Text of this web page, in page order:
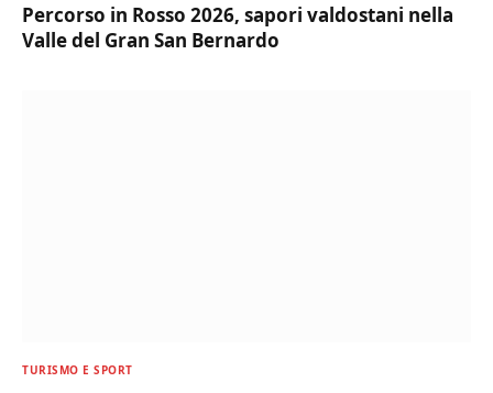
Percorso in Rosso 2026, sapori valdostani nella
Valle del Gran San Bernardo
TURISMO E SPORT